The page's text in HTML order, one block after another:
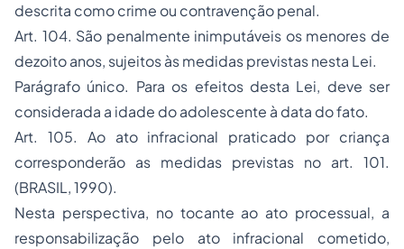
descrita como crime ou contravenção penal.
Art. 104. São penalmente inimputáveis os menores de
dezoito anos, sujeitos às medidas previstas nesta Lei.
Parágrafo único. Para os efeitos desta Lei, deve ser
considerada a idade do adolescente à data do fato.
Art. 105. Ao ato infracional praticado por criança
corresponderão as medidas previstas no art. 101.
(BRASIL, 1990).
Nesta perspectiva, no tocante ao ato processual, a
responsabilização pelo ato infracional cometido,